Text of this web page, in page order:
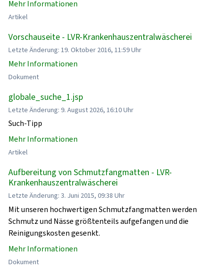
Mehr Informationen
Artikel
Vorschauseite - LVR-Krankenhauszentralwäscherei
Letzte Änderung: 19. Oktober 2016, 11:59 Uhr
Mehr Informationen
Dokument
globale_suche_1.jsp
Letzte Änderung: 9. August 2026, 16:10 Uhr
Such-Tipp
Mehr Informationen
Artikel
Aufbereitung von Schmutzfangmatten - LVR-
Krankenhauszentralwäscherei
Letzte Änderung: 3. Juni 2015, 09:38 Uhr
Mit unseren hochwertigen Schmutzfangmatten werden
Schmutz und Nässe größtenteils aufgefangen und die
Reinigungskosten gesenkt.
Mehr Informationen
Dokument